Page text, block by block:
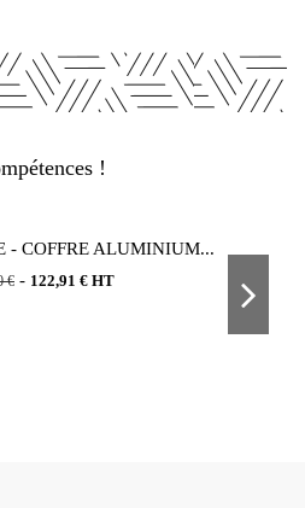
!
- COFFRE ALUMINIUM...
€ - 122,91 € HT